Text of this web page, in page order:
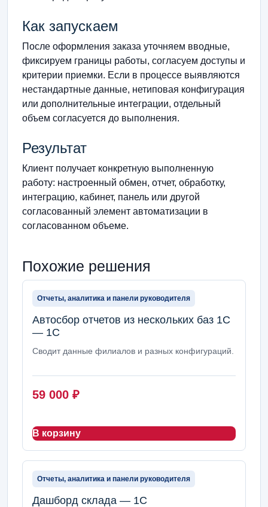
Как запускаем
После оформления заказа уточняем вводные,
фиксируем границы работы, согласуем доступы и
критерии приемки. Если в процессе выявляются
нестандартные данные, нетиповая конфигурация
или дополнительные интеграции, отдельный
объем согласуется до выполнения.
Результат
Клиент получает конкретную выполненную
работу: настроенный обмен, отчет, обработку,
интеграцию, кабинет, панель или другой
согласованный элемент автоматизации в
согласованном объеме.
Похожие решения
Отчеты, аналитика и панели руководителя
Автосбор отчетов из нескольких баз 1С
— 1С
Сводит данные филиалов и разных конфигураций.
59 000 ₽
В корзину
Отчеты, аналитика и панели руководителя
Дашборд склада — 1С